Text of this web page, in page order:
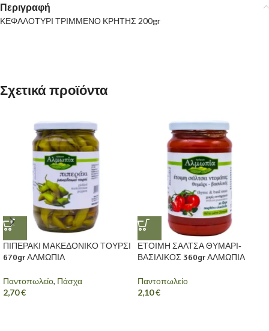
Περιγραφή
ΚΕΦΑΛΟΤΥΡΙ ΤΡΙΜΜΕΝΟ ΚΡΗΤΗΣ 200gr
Σχετικά προϊόντα
ΠΙΠΕΡΑΚΙ ΜΑΚΕΔΟΝΙΚΟ ΤΟΥΡΣΙ
670gr ΑΛΜΩΠΙΑ
Παντοπωλείο, Πάσχα
2,70€
ΕΤΟΙΜΗ ΣΑΛΤΣΑ ΘΥΜΑΡΙ-
ΒΑΣΙΛΙΚΟΣ 360gr ΑΛΜΩΠΙΑ
Παντοπωλείο
2,10€